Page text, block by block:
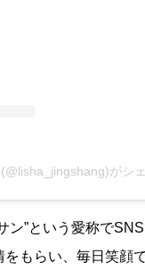
がシ
ン”という愛称で
もらい、毎日笑顔